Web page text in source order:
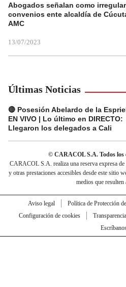
Abogados señalan como
convenios ente alcaldía de
AMC
13/07/2023
Últimas Noticias
🔴 Posesión Abelardo de la
EN VIVO | Lo último en DIRECTO:
Llegaron los delegados a Cali
© CARACOL S.A. Todos los
CARACOL S.A. realiza una reserva expresa
y otras prestaciones accesibles desde este sitio
medios que resulten
Aviso legal Política de Protección
Configuración de cookies
Transparencia